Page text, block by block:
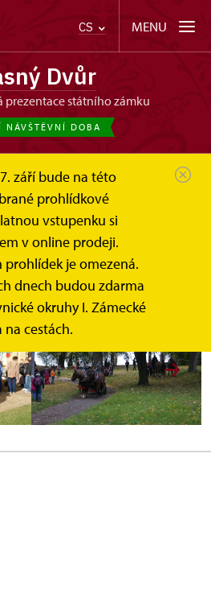
CS MENU
Dvůr
prezentace státního zámku
NÁVŠTĚVNÍ DOBA
září bude na této
prohlídkové
vstupenku si
v online prodeji.
je omezená.
dnech budou zdarma
okruhy I. Zámecké
na cestách.